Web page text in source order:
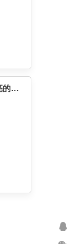
CSS 动画实战：创建一个漂亮的加载动画